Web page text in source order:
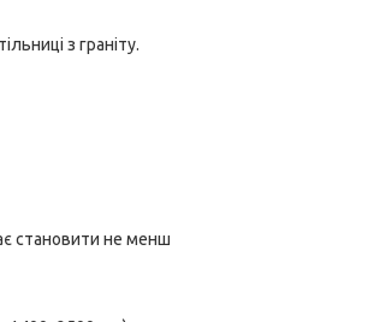
з граніту.
становити не менш